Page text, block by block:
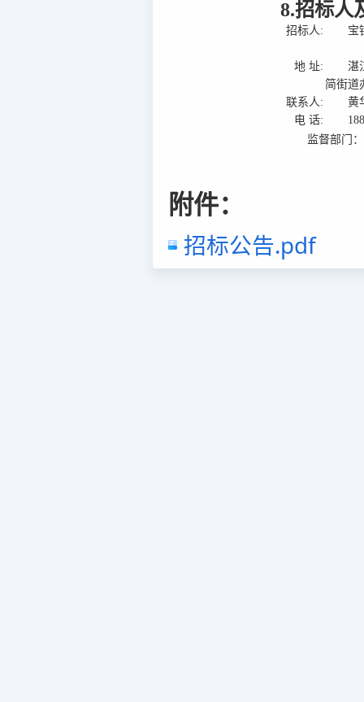
8.招标人
招标人: 宝
地 址:
湛
简街道
联系人:
黄
电 话:
监督部门
附件：
招标公告.pdf